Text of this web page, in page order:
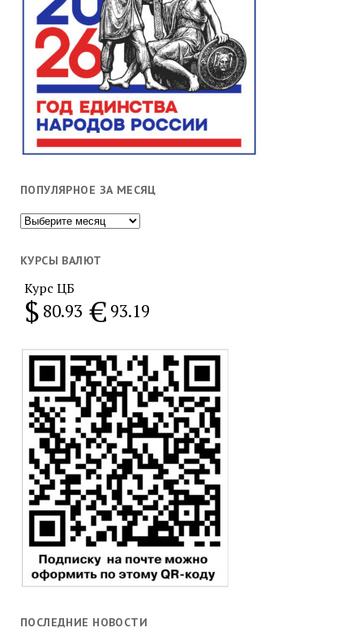
ПОПУЛЯРНОЕ ЗА МЕСЯЦ
Популярное
месяц
КУРСЫ ВАЛЮТ
Курс ЦБ
$ 80.93 € 93.19
ПОСЛЕДНИЕ НОВОСТИ